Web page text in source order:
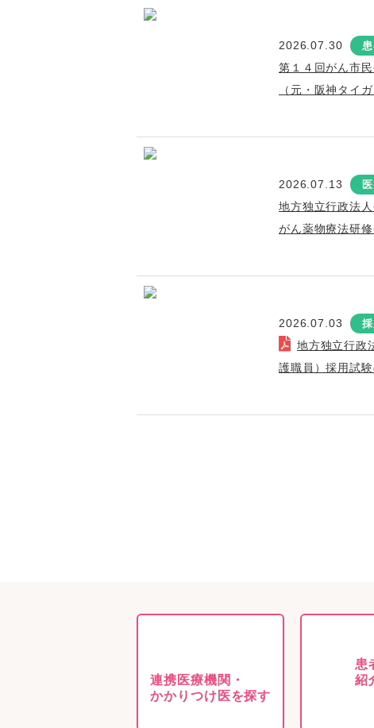
2026.07.30
第１４回がん市
（元・阪神タイ
2026.07.13
地方独立行政法
がん薬物療法研
2026.07.03
地方独立行政
護職員）採用試
連携医療機関・
かかりつけ医を探す
患
紹